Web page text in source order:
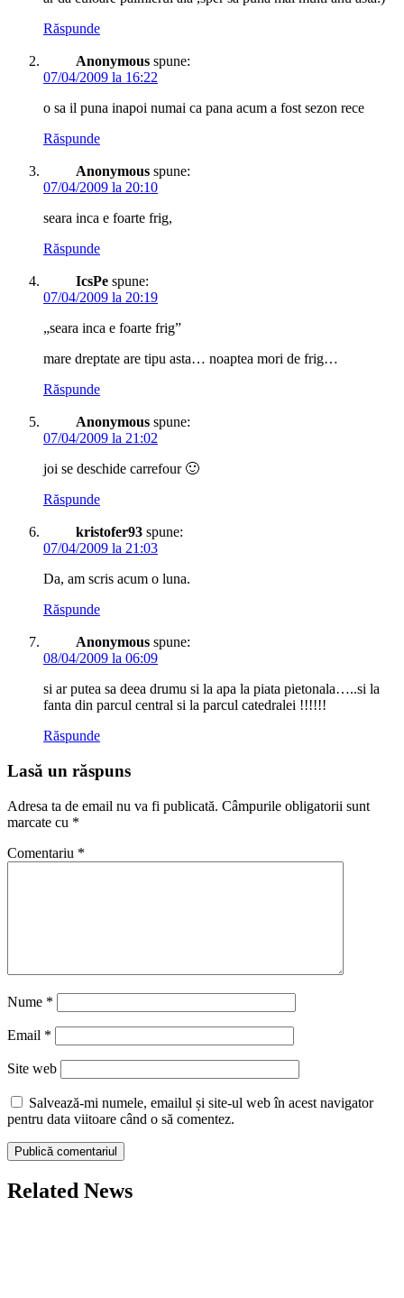
Răspunde
Anonymous spune:
07/04/2009 la 16:22
o sa il puna inapoi numai ca pana acum a fost sezon rece
Răspunde
Anonymous spune:
07/04/2009 la 20:10
seara inca e foarte frig,
Răspunde
IcsPe spune:
07/04/2009 la 20:19
„seara inca e foarte frig”
mare dreptate are tipu asta… noaptea mori de frig…
Răspunde
Anonymous spune:
07/04/2009 la 21:02
joi se deschide carrefour 🙂
Răspunde
kristofer93 spune:
07/04/2009 la 21:03
Da, am scris acum o luna.
Răspunde
Anonymous spune:
08/04/2009 la 06:09
si ar putea sa deea drumu si la apa la piata pietonala…..si la
fanta din parcul central si la parcul catedralei !!!!!!
Răspunde
Lasă un răspuns
Adresa ta de email nu va fi publicată. Câmpurile obligatorii sunt
marcate cu *
Comentariu *
Nume *
Email *
Site web
Salvează-mi numele, emailul și site-ul web în acest navigator
pentru data viitoare când o să comentez.
Related News